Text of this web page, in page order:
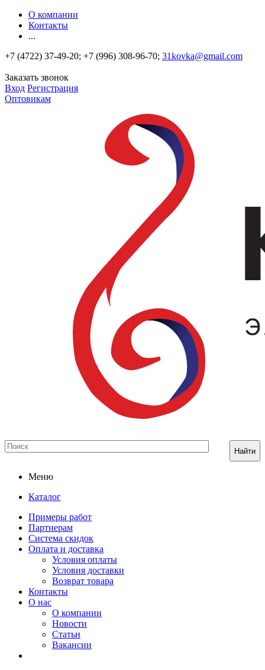
О компании
Контакты
...
+7 (4722) 37-49-20; +7 (996) 308-96-70; 31kovka@gmail.com
Заказать звонок
Вход Регистрация
Оптовикам
Найти
Меню
Каталог
Примеры работ
Партнерам
Система скидок
Оплата и доставка
Условия оплаты
Условия доставки
Возврат товара
Контакты
О нас
О компании
Новости
Статьи
Вакансии